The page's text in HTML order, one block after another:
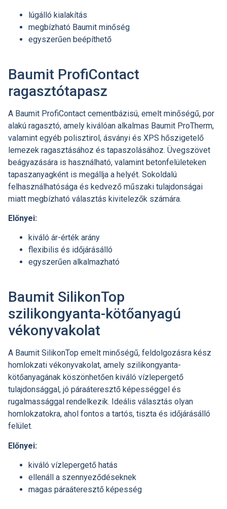
lúgálló kialakítás
megbízható Baumit minőség
egyszerűen beépíthető
Baumit ProfiContact
ragasztótapasz
A Baumit ProfiContact cementbázisú, emelt minőségű, por
alakú ragasztó, amely kiválóan alkalmas Baumit ProTherm,
valamint egyéb polisztirol, ásványi és XPS hőszigetelő
lemezek ragasztásához és tapaszolásához. Üvegszövet
beágyazására is használható, valamint betonfelületeken
tapaszanyagként is megállja a helyét. Sokoldalú
felhasználhatósága és kedvező műszaki tulajdonságai
miatt megbízható választás kivitelezők számára.
Előnyei:
kiváló ár-érték arány
flexibilis és időjárásálló
egyszerűen alkalmazható
Baumit SilikonTop
szilikongyanta-kötőanyagú
vékonyvakolat
A Baumit SilikonTop emelt minőségű, feldolgozásra kész
homlokzati vékonyvakolat, amely szilikongyanta-
kötőanyagának köszönhetően kiváló vízlepergető
tulajdonsággal, jó páraáteresztő képességgel és
rugalmassággal rendelkezik. Ideális választás olyan
homlokzatokra, ahol fontos a tartós, tiszta és időjárásálló
felület.
Előnyei:
kiváló vízlepergető hatás
ellenáll a szennyeződéseknek
magas páraáteresztő képesség